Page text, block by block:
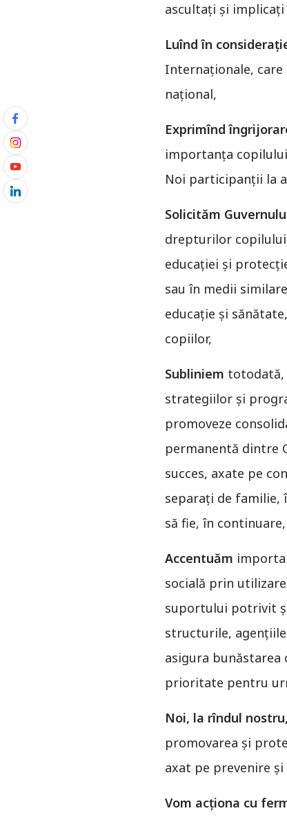
ascultați și implicați
Luînd în
Internaționale,
național,
Exprimînd
importanța
Noi participanții la
Solicităm
drepturilor
educației și
sau în medii
educație şi
copiilor,
Subliniem totodată,
strategiilor şi
promoveze
permanentă dintre
succes, axate pe
separaţi de familie,
să fie, în
Accentuăm
socială prin
suportului potrivit
structurile,
asigura
prioritate pentru
Noi, la rîndul
promovarea şi
axat pe prevenire
Vom acționa cu